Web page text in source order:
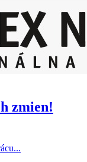
zmien!